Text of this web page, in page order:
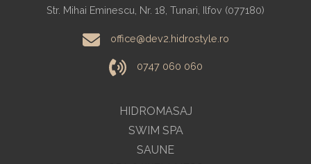
HIDROMASAJ
SWIM SPA
SAUNE
Str. Mihai Eminescu, Nr. 18, Tunari, Ilfov (077180)
office@dev2.hidrostyle.ro
0747 060 060